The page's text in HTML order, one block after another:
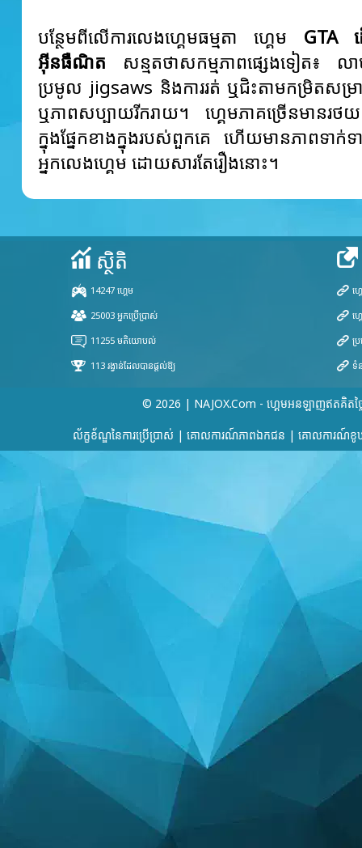
បន្ថែមពីលើការលេងហ្គេមធម្មតា ហ្គេម GTA
អ៊ីនធឺណិត សន្មតថាសកម្មភាពផ្សេងទៀត៖ ល
ប្រមូល jigsaws និងការរត់ ឬជិះតាមកម្រិតសម្រ
ឬភាពសប្បាយរីករាយ។ ហ្គេមភាគច្រើនមានរថយ
ក្នុងផ្នែកខាងក្នុងរបស់ពួកគេ ហើយមានភាពទាក់ទ
អ្នកលេងហ្គេម ដោយសារតែរឿងនោះ។
© 2026 | NAJOX.com - ហ្គេមអនឡាញឥតគិតថ្ល
ល័ក្ខខ័ណ្ឌនៃការប្រើប្រាស់ | គោលការណ៍​ភាព​ឯកជន | គោលការណ៍